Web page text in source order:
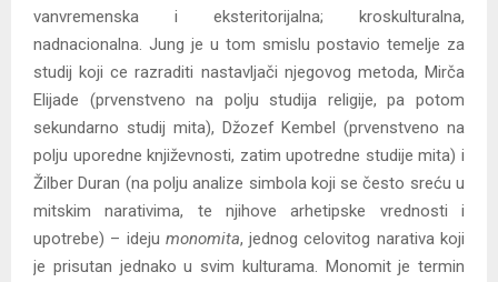
vanvremenska i eksteritorijalna; kroskulturalna,
nadnacionalna. Jung je u tom smislu postavio temelje za
studij koji ce razraditi nastavljači njegovog metoda, Mirča
Elijade (prvenstveno na polju studija religije, pa potom
sekundarno studij mita), Džozef Kembel (prvenstveno na
polju uporedne književnosti, zatim upotredne studije mita) i
Žilber Duran (na polju analize simbola koji se često sreću u
mitskim narativima, te njihove arhetipske vrednosti i
upotrebe) – ideju monomita, jednog celovitog narativa koji
je prisutan jednako u svim kulturama. Monomit je termin